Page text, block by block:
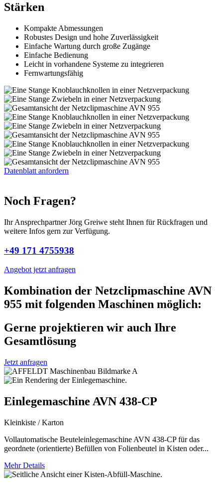
Stärken
Kompakte Abmessungen
Robustes Design und hohe Zuverlässigkeit
Einfache Wartung durch große Zugänge
Einfache Bedienung
Leicht in vorhandene Systeme zu integrieren
Fernwartungsfähig
Datenblatt anfordern
Noch Fragen?
Ihr Ansprechpartner Jörg Greiwe steht Ihnen für Rückfragen und
weitere Infos gern zur Verfügung.
+49 171 4755938
Angebot jetzt anfragen
Kombination der Netzclipmaschine AVN
955 mit folgenden Maschinen möglich:
Gerne projektieren wir auch Ihre
Gesamtlösung
Jetzt anfragen
Einlegemaschine AVN 438-CP
Kleinkiste / Karton
Vollautomatische Beuteleinlegemaschine AVN 438-CP für das
geordnete (orientierte) Befüllen von Folienbeutel in Kisten oder...
Mehr Details